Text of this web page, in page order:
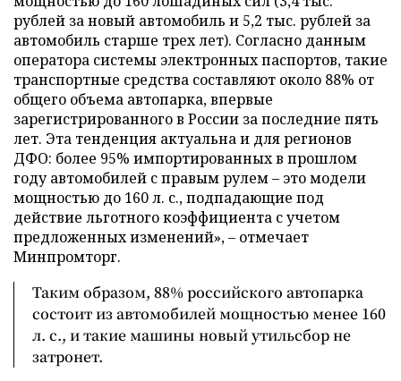
рублей за новый автомобиль и 5,2 тыс. рублей за
автомобиль старше трех лет). Согласно данным
оператора системы электронных паспортов, такие
транспортные средства составляют около 88% от
общего объема автопарка, впервые
зарегистрированного в России за последние пять
лет. Эта тенденция актуальна и для регионов
ДФО: более 95% импортированных в прошлом
году автомобилей с правым рулем – это модели
мощностью до 160 л. с., подпадающие под
действие льготного коэффициента с учетом
предложенных изменений», – отмечает
Минпромторг.
Таким образом, 88% российского автопарка
состоит из автомобилей мощностью менее 160
л. с., и такие машины новый утильсбор не
затронет.